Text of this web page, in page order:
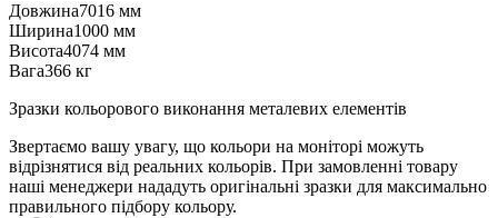
Довжина7016 мм
Ширина1000 мм
Висота4074 мм
Вага366 кг
Зразки кольорового виконання металевих елементів
Звертаємо вашу увагу, що кольори на моніторі можуть
відрізнятися від реальних кольорів. При замовленні товару
наші менеджери нададуть оригінальні зразки для максимально
правильного підбору кольору.